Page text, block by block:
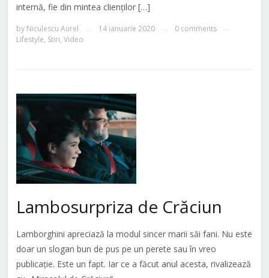
internă, fie din mintea clienților […]
by Niculescu Aurel 14 ianuarie 2020 0 comments
Lifestyle, Stiri, Video
Lambosurpriza de Crăciun
Lamborghini apreciază la modul sincer marii săi fani. Nu este
doar un slogan bun de pus pe un perete sau în vreo
publicație. Este un fapt. Iar ce a făcut anul acesta, rivalizează